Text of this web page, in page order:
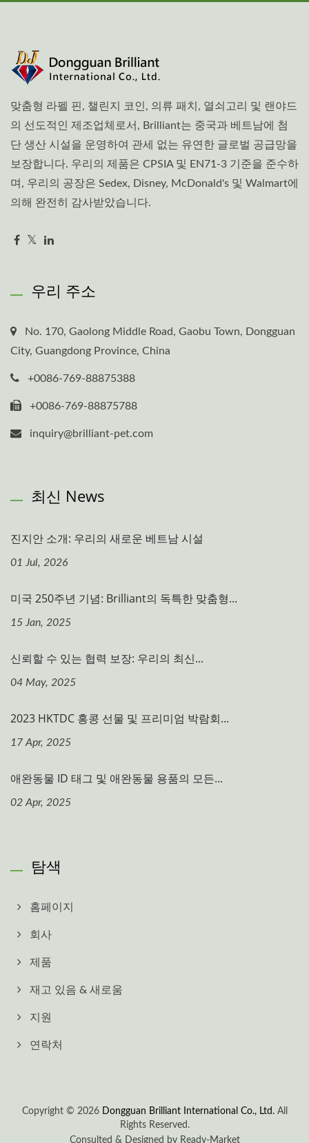
맞춤형 라펠 핀, 챌린지 코인, 의류 패치, 열쇠고리 및 랜야드
의 선도적인 제조업체로서, Brilliant는 중국과 베트남에 첨
단 생산 시설을 운영하여 관세 없는 유연한 글로벌 공급망을
보장합니다. 우리의 제품은 CPSIA 및 EN71-3 기준을 준수하
며, 우리의 공장은 Sedex, Disney, McDonald's 및 Walmart에
의해 완전히 감사받았습니다.
우리 주소
No. 170, Gaolong Middle Road, Gaobu Town, Dongguan
City, Guangdong Province, China
+0086-769-88875388
+0086-769-88875788
inquiry@brilliant-pet.com
최신 News
진지안 소개: 우리의 새로운 베트남 시설
01 Jul, 2026
미국 250주년 기념: Brilliant의 독특한 맞춤형...
15 Jan, 2025
신뢰할 수 있는 협력 보장: 우리의 최신...
04 May, 2025
2023 HKTDC 홍콩 선물 및 프리미엄 박람회...
17 Apr, 2025
애완동물 ID 태그 및 애완동물 용품의 모든...
02 Apr, 2025
탐색
홈페이지
회사
제품
재고 있음 & 새로움
지원
연락처
Copyright © 2026 Dongguan Brilliant International Co., Ltd.All
Rights Reserved.
Consulted & Designed by Ready-Market